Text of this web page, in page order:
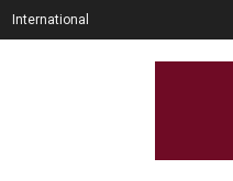
International